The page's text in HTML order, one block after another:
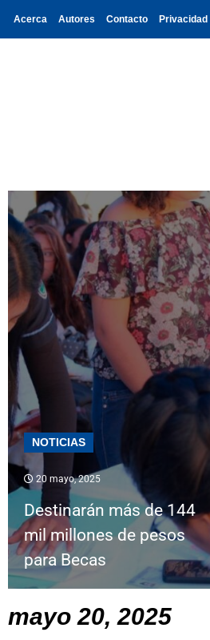
Acerca Autores Contacto Privacidad
NOTICIAS
20 mayo, 2025
Destinarán más de 144
mil millones de pesos
para Becas
mayo 20, 2025